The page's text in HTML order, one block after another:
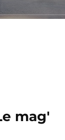
mag'